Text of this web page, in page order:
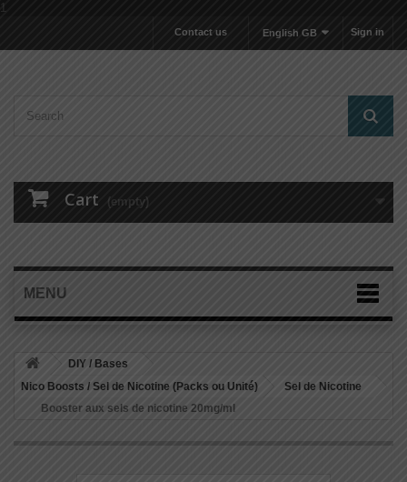
1
Sign in
English GB
Contact us
Cart (empty)
MENU
DIY / Bases
Nico Boosts / Sel de Nicotine (Packs ou Unité)
Sel de Nicotine
Booster aux sels de nicotine 20mg/ml